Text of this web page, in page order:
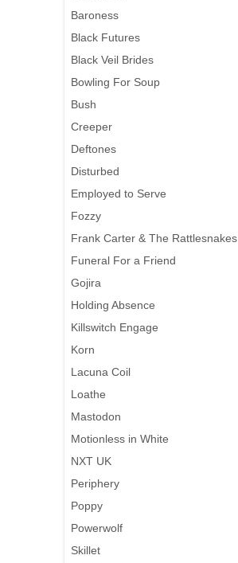
Baroness
Black Futures
Black Veil Brides
Bowling For Soup
Bush
Creeper
Deftones
Disturbed
Employed to Serve
Fozzy
Frank Carter & The Rattlesnakes
Funeral For a Friend
Gojira
Holding Absence
Killswitch Engage
Korn
Lacuna Coil
Loathe
Mastodon
Motionless in White
NXT UK
Periphery
Poppy
Powerwolf
Skillet